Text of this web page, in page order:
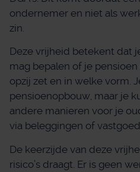
ondernemer en niet als
zin.
Deze vrijheid betekent dat
mag bepalen of je
opzij zet en in welke vorm.
pensioenopbouw, maar je
andere manieren voor je
via beleggingen of
De keerzijde van deze
risico’s draagt. Er is geen